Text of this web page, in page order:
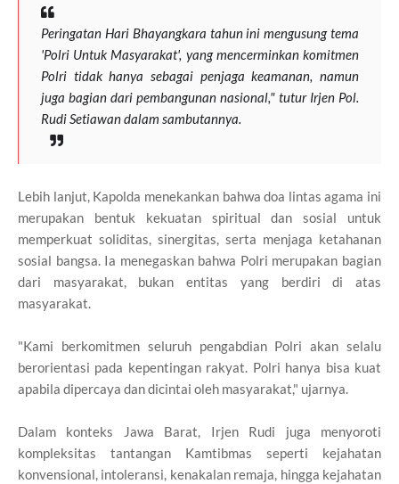
Peringatan Hari Bhayangkara tahun ini mengusung tema
'Polri Untuk Masyarakat', yang mencerminkan komitmen
Polri tidak hanya sebagai penjaga keamanan, namun
juga bagian dari pembangunan nasional," tutur Irjen Pol.
Rudi Setiawan dalam sambutannya.
Lebih lanjut, Kapolda menekankan bahwa doa lintas agama ini
merupakan bentuk kekuatan spiritual dan sosial untuk
memperkuat soliditas, sinergitas, serta menjaga ketahanan
sosial bangsa. Ia menegaskan bahwa Polri merupakan bagian
dari masyarakat, bukan entitas yang berdiri di atas
masyarakat.
"Kami berkomitmen seluruh pengabdian Polri akan selalu
berorientasi pada kepentingan rakyat. Polri hanya bisa kuat
apabila dipercaya dan dicintai oleh masyarakat," ujarnya.
Dalam konteks Jawa Barat, Irjen Rudi juga menyoroti
kompleksitas tantangan Kamtibmas seperti kejahatan
konvensional, intoleransi, kenakalan remaja, hingga kejahatan